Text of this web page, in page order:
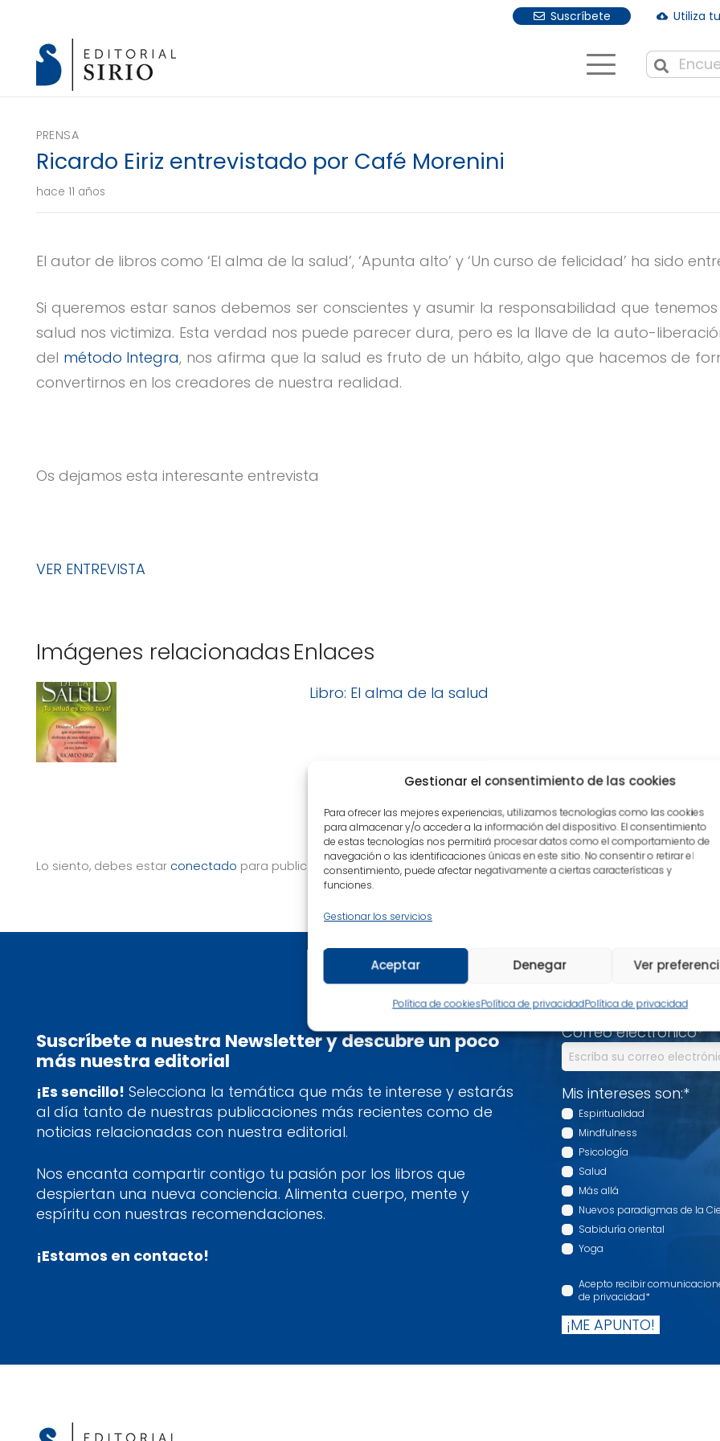
Gestionar el consentimiento de las cookies
Para ofrecer las mejores experiencias, utilizamos tecnologías como las cookies
para almacenar y/o acceder a la información del dispositivo. El consentimiento
de estas tecnologías nos permitirá procesar datos como el comportamiento de
navegación o las identificaciones únicas en este sitio. No consentir o retirar el
consentimiento, puede afectar negativamente a ciertas características y
funciones.
Gestionar los servicios
Aceptar Denegar Ver
Política de cookiesPolítica de privacidadPolítica de privacidad
Suscríbete cloud_download Utiliza
PRENSA
Ricardo Eiriz entrevistado por Café Morenini
hace 11 años
El autor de libros como ‘El alma de la salud’, ‘Apunta alto’ y ‘Un curso de felicidad’ ha sido
Si queremos estar sanos debemos ser conscientes y asumir la responsabilidad que
salud nos victimiza. Esta verdad nos puede parecer dura, pero es la llave de la auto-
del método Integra, nos afirma que la salud es fruto de un hábito, algo que hacemos de
convertirnos en los creadores de nuestra realidad.
Os dejamos esta interesante entrevista
VER ENTREVISTA
Imágenes relacionadasEnlaces
Libro: El alma de la salud
Lo siento, debes estar conectado para publicar un comentario.
Suscríbete a nuestra Newsletter y descubre un poco
más nuestra editorial
¡Es sencillo! Selecciona la temática que más te interese y estarás
al día tanto de nuestras publicaciones más recientes como de
noticias relacionadas con nuestra editorial.
Nos encanta compartir contigo tu pasión por los libros que
despiertan una nueva conciencia. Alimenta cuerpo, mente y
espíritu con nuestras recomendaciones.
¡Estamos en contacto!
Nombre
Correo electrónico*
Mis intereses son:*
Espiritualidad
Mindfulness
Psicología
Salud
Más allá
Nuevos paradigmas de la
Sabiduría oriental
Yoga
Acepto recibir
de privacidad*
¡ME APUNTO!